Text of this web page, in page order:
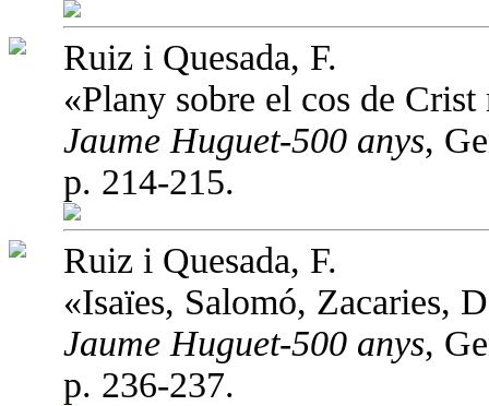
Ruiz i Quesada, F.
«Plany sobre el cos de Crist
Jaume Huguet-500 anys,
p. 214-215.
Ruiz i Quesada, F.
«Isaïes, Salomó, Zacaries,
Jaume Huguet-500 anys,
p. 236-237.